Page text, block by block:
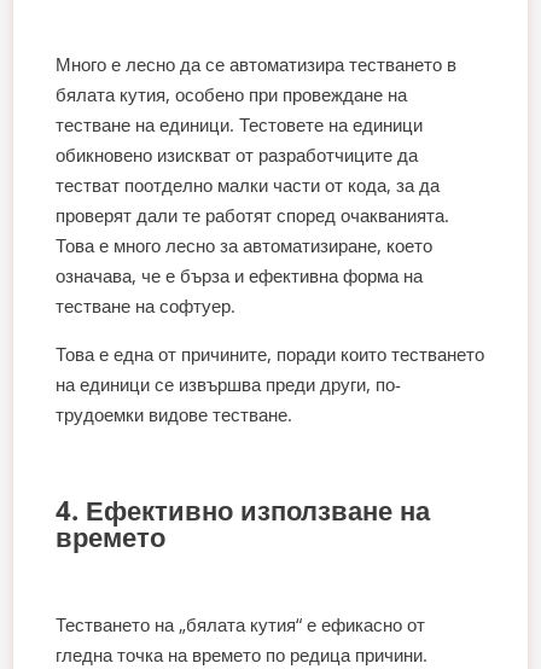
Много е лесно да се автоматизира тестването в
бялата кутия, особено при провеждане на
тестване на единици. Тестовете на единици
обикновено изискват от разработчиците да
тестват поотделно малки части от кода, за да
проверят дали те работят според очакванията.
Това е много лесно за автоматизиране, което
означава, че е бърза и ефективна форма на
тестване на софтуер.
Това е една от причините, поради които тестването
на единици се извършва преди други, по-
трудоемки видове тестване.
4. Ефективно използване на
времето
Тестването на „бялата кутия“ е ефикасно от
гледна точка на времето по редица причини.